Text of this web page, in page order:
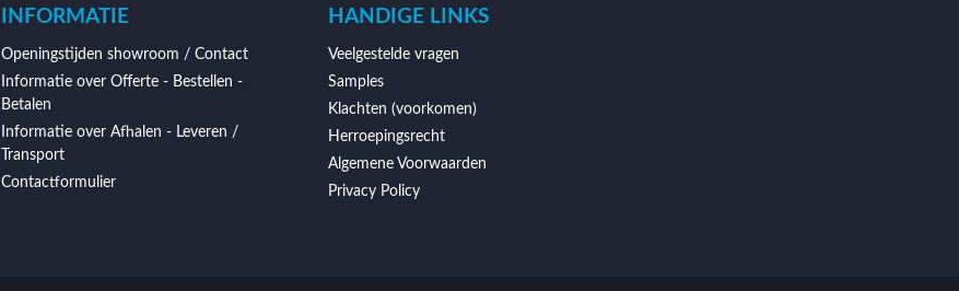
INFORMATIE
Openingstijden showroom / Contact
Informatie over Offerte - Bestellen -
Betalen
Informatie over Afhalen - Leveren /
Transport
Contactformulier
HANDIGE LINKS
Veelgestelde vragen
Samples
Klachten (voorkomen)
Herroepingsrecht
Algemene Voorwaarden
Privacy Policy